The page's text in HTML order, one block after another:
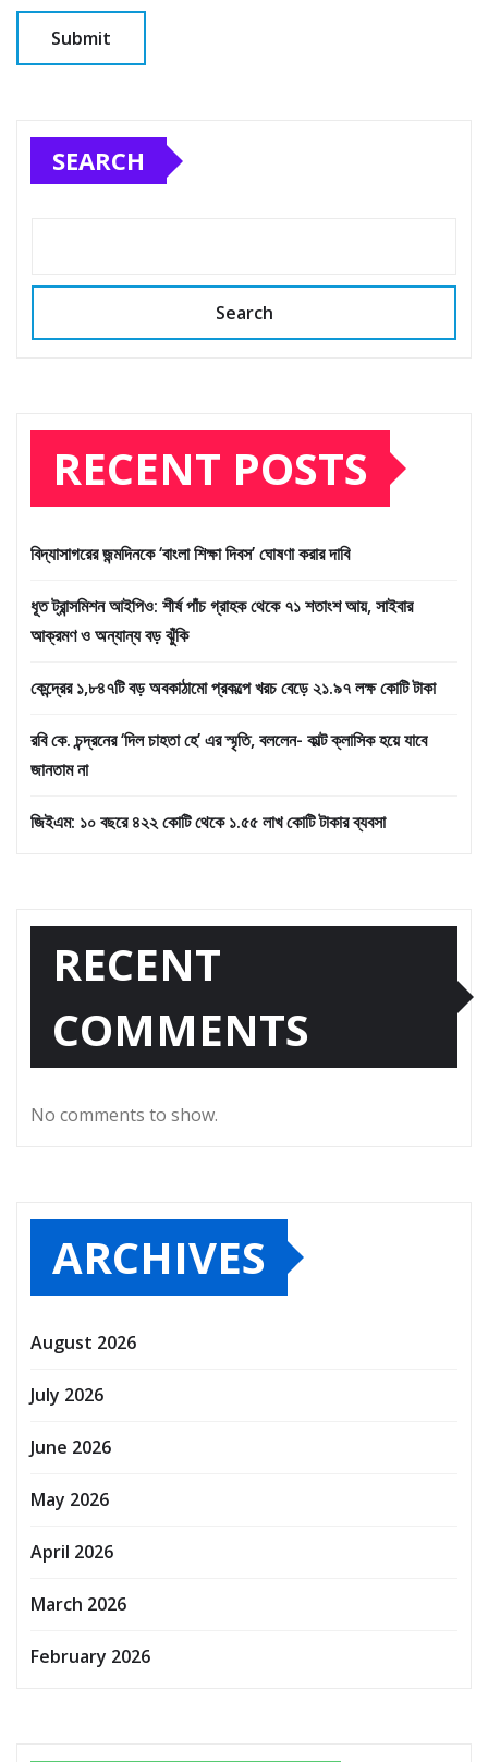
SEARCH
Search
RECENT POSTS
বিদ্যাসাগরের জন্মদিনকে ‘বাংলা শিক্ষা দিবস’ ঘোষণা করার দাবি
ধূত ট্রান্সমিশন আইপিও: শীর্ষ পাঁচ গ্রাহক থেকে ৭১ শতাংশ আয়, সাইবার
আক্রমণ ও অন্যান্য বড় ঝুঁকি
কেন্দ্রের ১,৮৪৭টি বড় অবকাঠামো প্রকল্পে খরচ বেড়ে ২১.৯৭ লক্ষ কোটি টাকা
রবি কে. চন্দ্রনের ‘দিল চাহতা হে’ এর স্মৃতি, বললেন- কাল্ট ক্লাসিক হয়ে যাবে
জানতাম না
জিইএম: ১০ বছরে ৪২২ কোটি থেকে ১.৫৫ লাখ কোটি টাকার ব্যবসা
RECENT
COMMENTS
No comments to show.
ARCHIVES
August 2026
July 2026
June 2026
May 2026
April 2026
March 2026
February 2026